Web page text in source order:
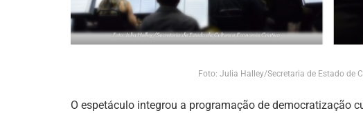
Foto: Julia Halley/Secretaria de Estado de
O espetáculo integrou a programação de democratização